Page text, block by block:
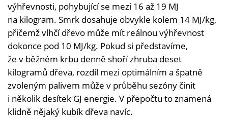
výhřevnosti, pohybující se mezi 16 až 19 MJ
na kilogram. Smrk dosahuje obvykle kolem 14 MJ/kg,
přičemž vlhčí dřevo může mít reálnou výhřevnost
dokonce pod 10 MJ/kg. Pokud si představíme,
že v běžném krbu denně shoří zhruba deset
kilogramů dřeva, rozdíl mezi optimálním a špatně
zvoleným palivem může v průběhu sezóny činit
i několik desítek GJ energie. V přepočtu to znamená
klidně nějaký kubík dřeva navíc.